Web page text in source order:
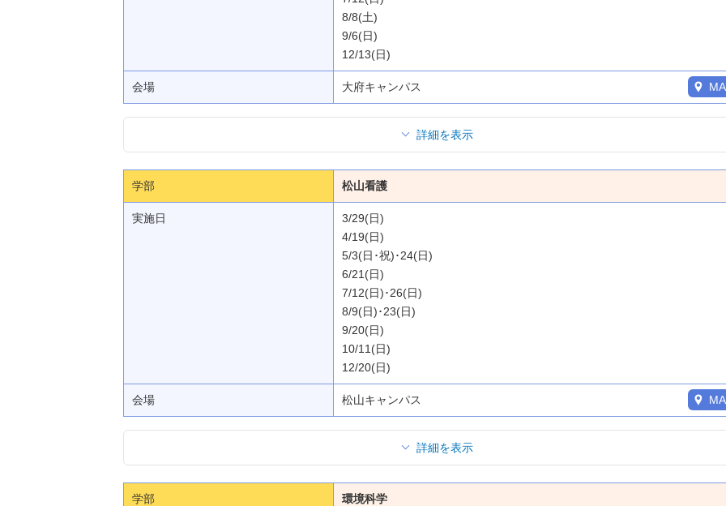
8/8(土)
9/6(日)
12/13(日)
会場 大府キャンパス
詳細を表示
学部 松山看護
実施日
3/29(日)
4/19(日)
5/3(日･祝)･24(日)
6/21(日)
7/12(日)･26(日)
8/9(日)･23(日)
9/20(日)
10/11(日)
12/20(日)
会場 松山キャンパス
詳細を表示
学部 環境科学